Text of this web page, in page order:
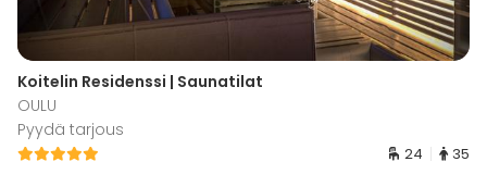
Koitelin Residenssi | Saunatilat
OULU
Pyydä tarjous
24 35